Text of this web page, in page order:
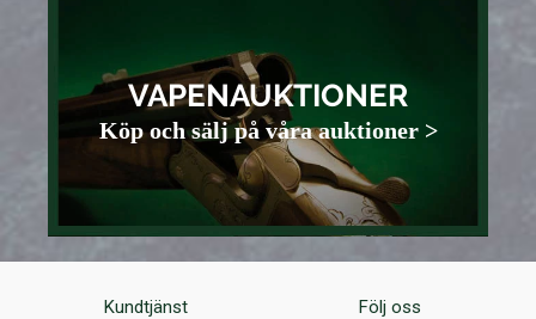
VAPENAUKTIONER
Köp och sälj på våra auktioner >
Kundtjänst Följ oss